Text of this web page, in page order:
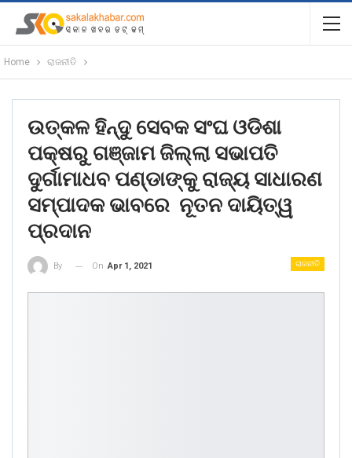
Home ରାଜନୀତି
ଉତ୍କଳ ହିନ୍ଦୁ ସେବକ ସଂଘ ଓଡିଶା
ପକ୍ଷରୁ ଗଞ୍ଜାମ ଜିଲ୍ଲା ସଭାପତି
ଦୁର୍ଗାମାଧବ ପଣ୍ଡାଙ୍କୁ ରାଜ୍ୟ ସାଧାରଣ
ସମ୍ପାଦକ ଭାବରେ ନୂତନ ଦାୟିତ୍ୱ
ପ୍ରଦାନ
ରାଜନୀତି
By On Apr 1, 2021